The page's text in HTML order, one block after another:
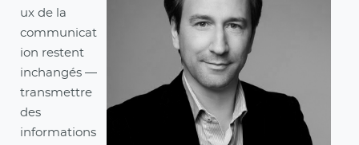
ux de la
communicat
ion restent
inchangés —
transmettre
des
informations